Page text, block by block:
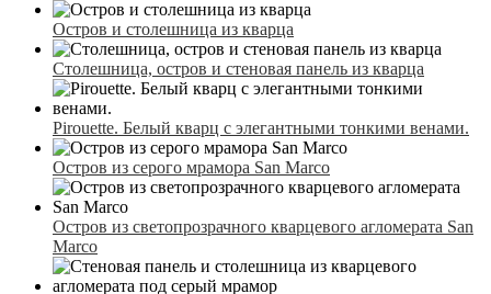
Остров и столешница из кварца
Столешница, остров и стеновая панель из кварца
Pirouette. Белый кварц с элегантными тонкими венами.
Остров из серого мрамора San Marco
Остров из светопрозрачного кварцевого агломерата San
Marco